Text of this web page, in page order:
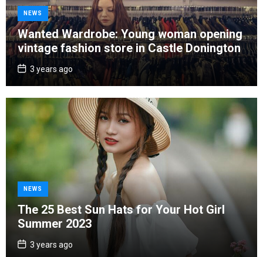
C
a
t
e
g
o
r
i
s
NEWS
Wanted Wardrobe: Young woman opening
vintage fashion store in Castle Donington
P
o
D
3 years ago
e
g
o
NEWS
The 25 Best Sun Hats for Your Hot Girl
Summer 2023
P
o
3 years ago